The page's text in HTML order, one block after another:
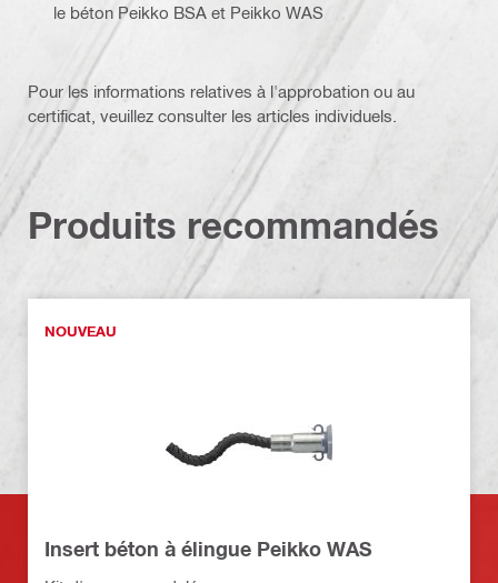
le béton Peikko BSA et Peikko WAS
Pour les informations relatives à l'approbation ou au
certificat, veuillez consulter les articles individuels.
Produits recommandés
NOUVEAU
Insert béton à élingue Peikko WAS